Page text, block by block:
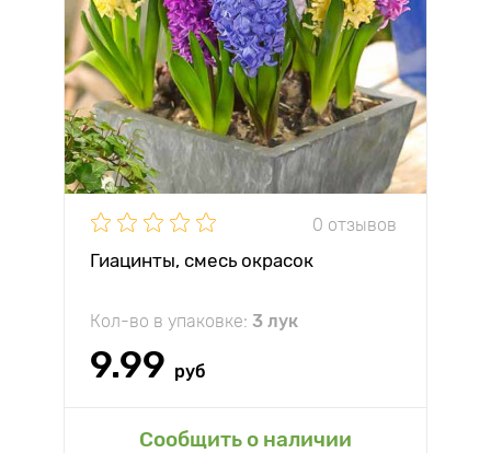
0 отзывов
Гиацинты, смесь окрасок
Кол-во в упаковке: 3 лук
9.99 руб
Сообщить о наличии